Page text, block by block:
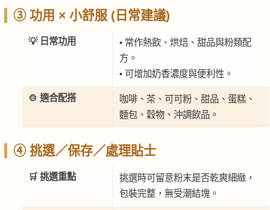
③ 功用 × 小舒服 (日常建議)
💡 日常功用
• 常作熱飲、烘焙、甜品與粉類配
方。
• 可增加奶香濃度與便利性。
🍲 適合配搭
咖啡、茶、可可粉、甜品、蛋糕、
麵包、穀物、沖調飲品。
④ 挑選／保存／處理貼士
🛒 挑選重點
挑選時可留意粉末是否乾爽細緻，
包裝完整，無受潮結塊。